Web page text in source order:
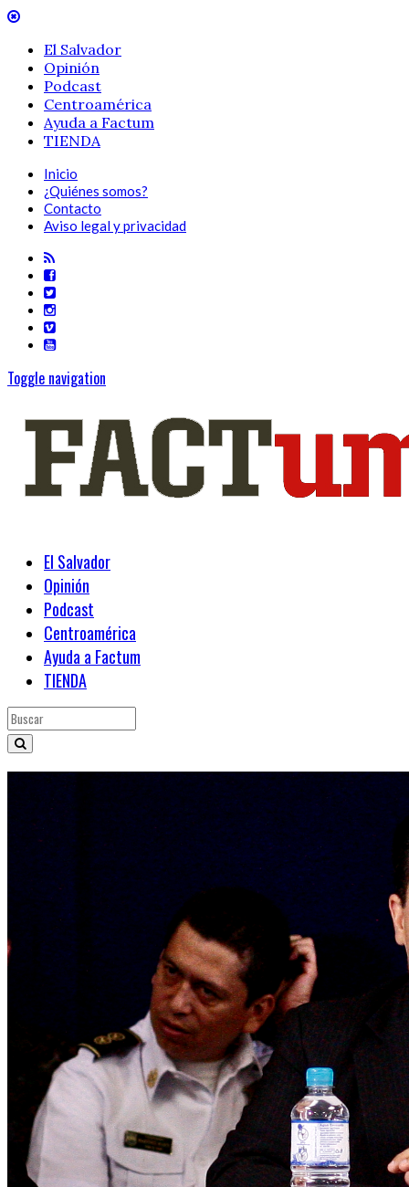
El Salvador
Opinión
Podcast
Centroamérica
Ayuda a Factum
TIENDA
Inicio
¿Quiénes somos?
Contacto
Aviso legal y privacidad
Toggle navigation
El Salvador
Opinión
Podcast
Centroamérica
Ayuda a Factum
TIENDA